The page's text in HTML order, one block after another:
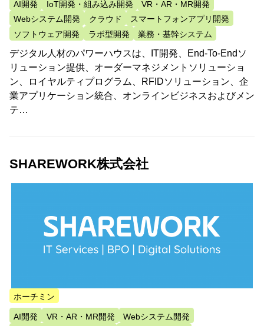
AI開発 IoT開発・組み込み開発
VR・AR・MR開発
Webシステム開発
クラウド
スマートフォンアプリ開発
ソフトウェア開発
ラボ型開発 業務・基幹システム
デジタル人材のパワーハウスは、IT開発、End-To-Endソ
リューション提供、オーダーマネジメントソリューショ
ン、ロイヤルティプログラム、RFIDソリューション、企
業アプリケーション統合、オンラインビジネスおよびメン
テ…
SHAREWORK株式会社
ホーチミン
AI開発 VR・AR・MR開発 Webシステム開発